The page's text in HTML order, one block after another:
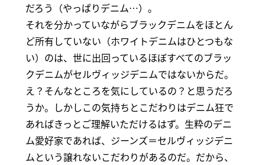
だろう（やっぱりデニム…）。
それを分かっていながらブラックデニムをほとん
ど所有していない（ホワイトデニムはひとつもな
い）のは、世に出回っているほぼすべてのブラッ
クデニムがセルヴィッジデニムではないからだ。
え？そんなところを気にしているの？と思うだろ
うか。しかしこの気持ちとこだわりはデニム狂で
あればきっとご理解いただけるはず。生粋のデニ
ム愛好家であれば、ジーンズ＝セルヴィッジデニ
ムという譲れないこだわりがあるのだ。だから、